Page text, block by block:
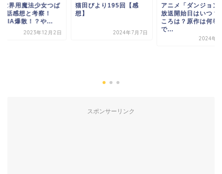
アニメ「ダンジョン
放送開始日はいつ？
ころは？原作は何巻
で...
2024年1
スポンサーリンク